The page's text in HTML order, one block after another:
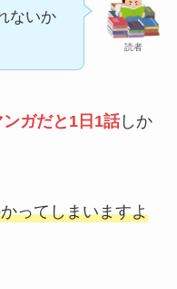
読者
ないか
ガだと1日1話しか
ってしまいますよ